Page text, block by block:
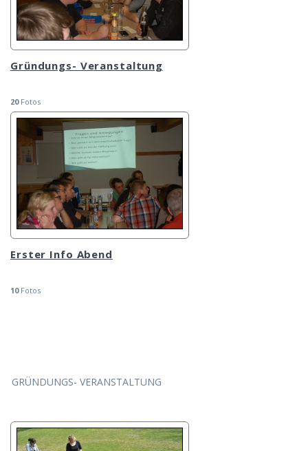
Gründungs- Veranstaltung
20Fotos
Erster Info Abend
10Fotos
GRÜNDUNGS- VERANSTALTUNG